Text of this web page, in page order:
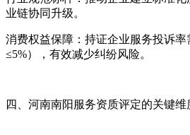
业链协同升级。
消费权益保障：持证企业服务投诉
≤5%），有效减少纠纷风险。
四、河南南阳服务资质评定的关键维